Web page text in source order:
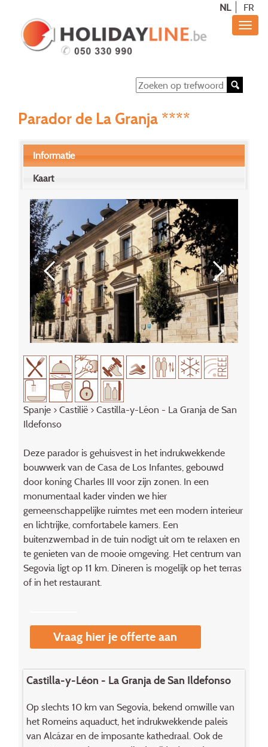
NL FR
Parador de La Granja ****
Informatie
Kaart
Spanje> Castilië> Castilla-y-Léon - La Granja de San
Ildefonso
Deze parador is gehuisvest in het indrukwekkende
bouwwerk van de Casa de Los Infantes, gebouwd
door koning Charles III voor zijn zonen. In een
monumentaal kader vinden we hier
gemeenschappelijke ruimtes met een modern interieur
en lichtrijke, comfortabele kamers. Een
buitenzwembad in de tuin nodigt uit om te relaxen en
te genieten van de mooie omgeving. Het centrum van
Segovia ligt op 11 km. Dineren is mogelijk op het terras
of in het restaurant.
Vraag hier je offerte aan
Castilla-y-Léon - La Granja de San Ildefonso
Op slechts 10 km van Segovia, bekend omwille van
het Romeins aquaduct, het indrukwekkende paleis
van Alcázar en de imposante kathedraal. Ook de